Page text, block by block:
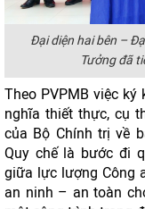
Đại diện hai bên –
Tưởng đã
Theo PVPMB việc ký
nghĩa thiết thực, cụ
của Bộ Chính trị về
Quy chế là bước đi
giữa lực lượng Công
an ninh – an toàn